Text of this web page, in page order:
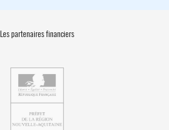
Les partenaires financiers